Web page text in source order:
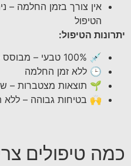
אין צורך בזמן החלמה –
הטיפול
יתרונות הטיפול:
💉 100% טבעי – מבוסס על דם המטופל בלבד
🕒 ללא זמן החלמה
🌱 תוצאות מצטברות –
🙌 בטיחות גבוהה – ללא
כמה טיפולים